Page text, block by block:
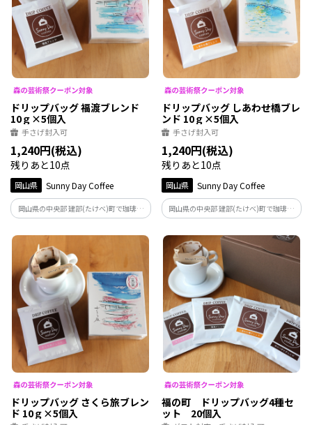
ドリップバッグ 福渡ブレンド
10ｇ×5個入
手さげ封入可
1,240円(税込)
残りあと10点
岡山県 Sunny Day Coffee
岡山県の中央部 建部(たけべ)町で珈琲豆
を焙煎するSunny Day Coffeeが町の地名
福渡（ふくわたり）から名付けた人気の
ご当地ブレンド。やわらかな苦味と甘味
が感じられる深煎りタイプのブレンドで
す。
ドリップバッグ しあわせ橋ブレ
ンド 10ｇ×5個入
手さげ封入可
1,240円(税込)
残りあと10点
岡山県 Sunny Day Coffee
岡山県の中央部 建部(たけべ)町で珈琲豆
を焙煎するSunny Day Coffeeが町の名所
「しあわせ橋」から名付けた人気のご当
地ブレンド。 さわやかな香りにやさしい
甘味が感じられる浅煎りタイプのブレン
ドです。
ドリップバッグ さくら旅ブレン
ド 10ｇ×5個入
福の町 ドリップバッグ4種セ
ット 20個入